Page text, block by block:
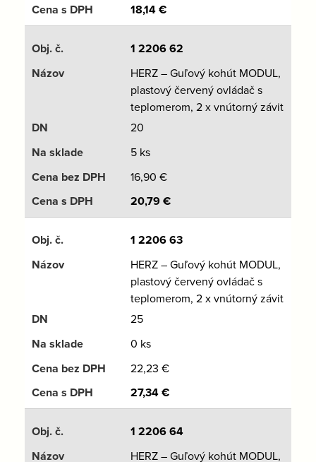
18,14€
1 2206 62
HERZ – Guľový kohút MODUL,
plastový červený ovládač s
teplomerom, 2 x vnútorný závit
20
5 ks
16,90 €
20,79€
1 2206 63
HERZ – Guľový kohút MODUL,
plastový červený ovládač s
teplomerom, 2 x vnútorný závit
25
0 ks
22,23 €
27,34€
1 2206 64
HERZ – Guľový kohút MODUL,